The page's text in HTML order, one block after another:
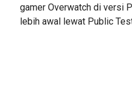
gamer Overwatch di versi
lebih awal lewat Public